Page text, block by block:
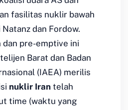
fasilitas nuklir bawah
dan Fordow.
dan pre-emptive ini
Barat dan Badan
(IAEA) merilis
nuklir Iran telah
time (waktu yang